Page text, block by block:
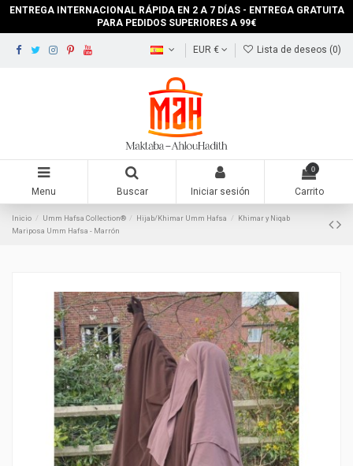
ENTREGA INTERNACIONAL RÁPIDA EN 2 A 7 DÍAS - ENTREGA GRATUITA
PARA PEDIDOS SUPERIORES A 99€
EUR € Lista de deseos (0)
Menu Buscar Iniciar sesión
0
Carrito
Inicio Umm Hafsa Collection® Hijab/Khimar Umm Hafsa
Khimar y Niqab
Mariposa Umm Hafsa - Marrón